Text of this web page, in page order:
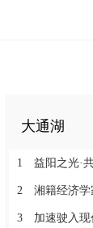
大通湖
1 益阳之光·共迎省
2 湘籍经济学家
3 加速驶入现